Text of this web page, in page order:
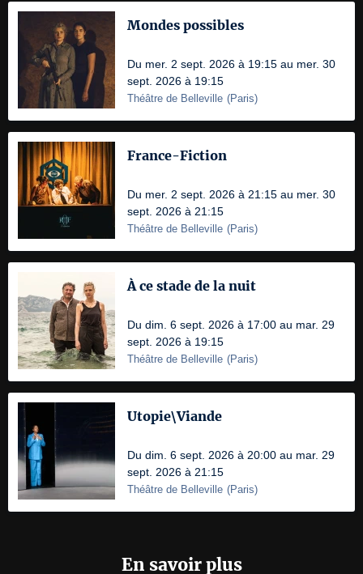
Mondes possibles
Du mer. 2 sept. 2026 à 19:15 au mer. 30
sept. 2026 à 19:15
Théâtre de Belleville (Paris)
France-Fiction
Du mer. 2 sept. 2026 à 21:15 au mer. 30
sept. 2026 à 21:15
Théâtre de Belleville (Paris)
À ce stade de la nuit
Du dim. 6 sept. 2026 à 17:00 au mar. 29
sept. 2026 à 19:15
Théâtre de Belleville (Paris)
Utopie\Viande
Du dim. 6 sept. 2026 à 20:00 au mar. 29
sept. 2026 à 21:15
Théâtre de Belleville (Paris)
En savoir plus